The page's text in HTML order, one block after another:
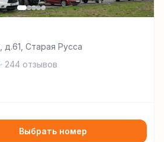
д.61, Старая Русса
· 244 отзывов
Выбрать номер